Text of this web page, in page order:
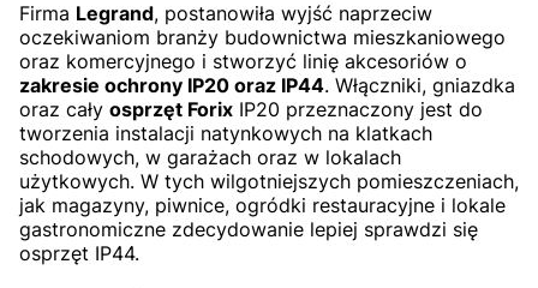
Firma Legrand, postanowiła wyjść naprzeciw
oczekiwaniom branży budownictwa mieszkaniowego
oraz komercyjnego i stworzyć linię akcesoriów o
zakresie ochrony IP20 oraz IP44. Włączniki, gniazdka
oraz cały osprzęt Forix IP20 przeznaczony jest do
tworzenia instalacji natynkowych na klatkach
schodowych, w garażach oraz w lokalach
użytkowych. W tych wilgotniejszych pomieszczeniach,
jak magazyny, piwnice, ogródki restauracyjne i lokale
gastronomiczne zdecydowanie lepiej sprawdzi się
osprzęt IP44.